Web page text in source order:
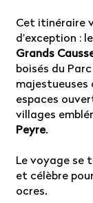
Cet itinéraire
d’exception :
Grands
boisés du
majestueuses
espaces
villages
Peyre.
Le voyage se
et célèbre
ocres.